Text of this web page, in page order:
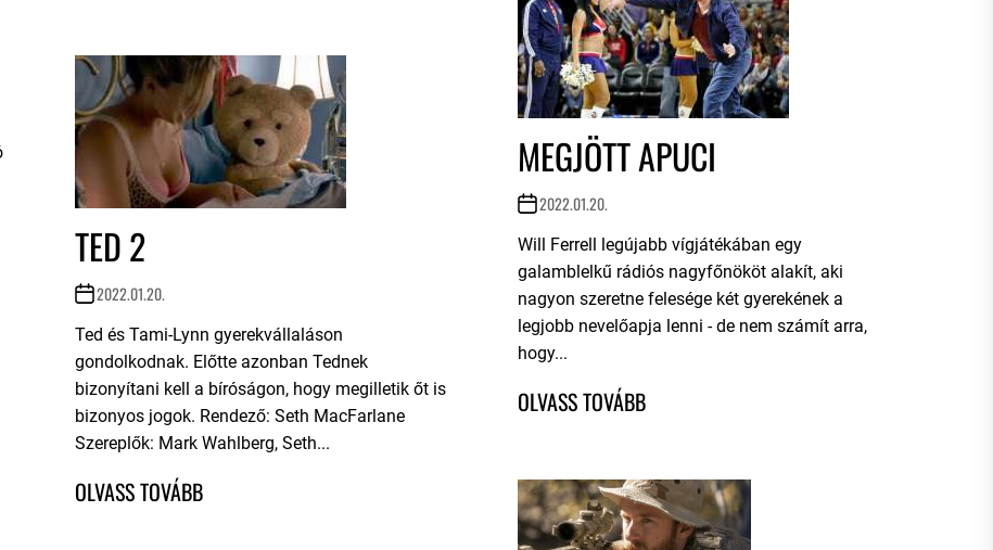
MEGJÖTT APUCI
2022.01.20.
Will Ferrell legújabb vígjátékában egy
galamblelkű rádiós nagyfőnököt alakít, aki
nagyon szeretne felesége két gyerekének a
legjobb nevelőapja lenni - de nem számít arra,
hogy...
TED 2
2022.01.20.
Ted és Tami-Lynn gyerekvállaláson
gondolkodnak. Előtte azonban Tednek
bizonyítani kell a bíróságon, hogy megilletik őt is
bizonyos jogok. Rendező: Seth MacFarlane
Szereplők: Mark Wahlberg, Seth...